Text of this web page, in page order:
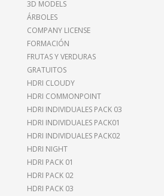
3D MODELS
ÁRBOLES
COMPANY LICENSE
FORMACIÓN
FRUTAS Y VERDURAS
GRATUITOS
HDRI CLOUDY
HDRI COMMONPOINT
HDRI INDIVIDUALES PACK 03
HDRI INDIVIDUALES PACK01
HDRI INDIVIDUALES PACK02
HDRI NIGHT
HDRI PACK 01
HDRI PACK 02
HDRI PACK 03